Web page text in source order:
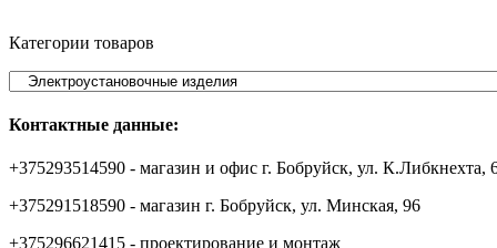
Категории товаров
Контактные данные:
+375293514590 - магазин и офис г. Бобруйск, ул. К.Либкнехта,
+375291518590 - магазин г. Бобруйск, ул. Минская, 96
+375296621415 - проектирование и монтаж